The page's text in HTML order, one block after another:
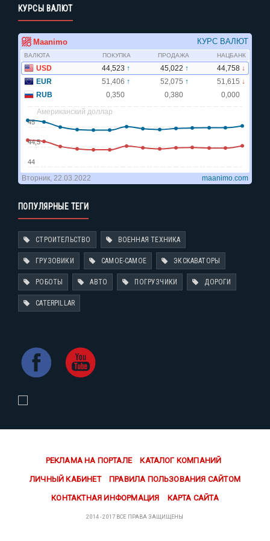
КУРСЫ ВАЛЮТ
ПОПУЛЯРНЫЕ ТЕГИ
СТРОИТЕЛЬСТВО ВОЕННАЯ ТЕХНИКА
ГРУЗОВИКИ САМОЕ-САМОЕ ЭКСКАВАТОРЫ
РОБОТЫ АВТО ПОГРУЗЧИКИ ДОРОГИ
CATERPILLAR
РЕКЛАМА НА ПОРТАЛЕ КАТАЛОГ КОМПАНИЙ
ЛИЧНЫЙ КАБИНЕТ ПРАВИЛА ПОЛЬЗОВАНИЯ САЙТОМ
КОНТАКТНАЯ ИНФОРМАЦИЯ КАРТА САЙТА
2014 - 2017 ВСЕ ПРАВА ЗАЩИЩЕНЫ